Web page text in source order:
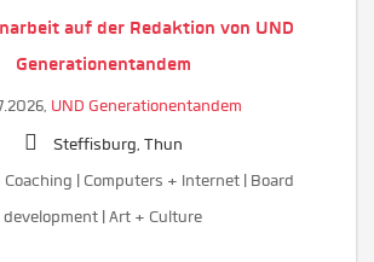
auf der Redaktion von UND
Generationentandem
UND Generationentandem
Steffisburg, Thun
| Computers + Internet | Board
development | Art + Culture